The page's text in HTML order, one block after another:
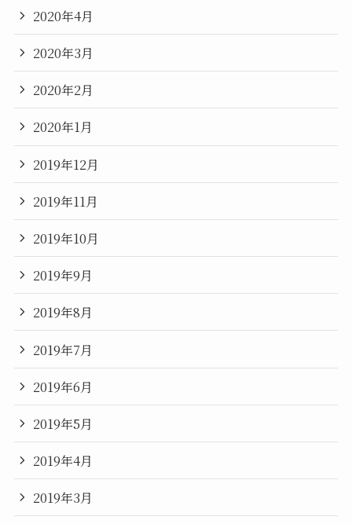
2020年4月
2020年3月
2020年2月
2020年1月
2019年12月
2019年11月
2019年10月
2019年9月
2019年8月
2019年7月
2019年6月
2019年5月
2019年4月
2019年3月